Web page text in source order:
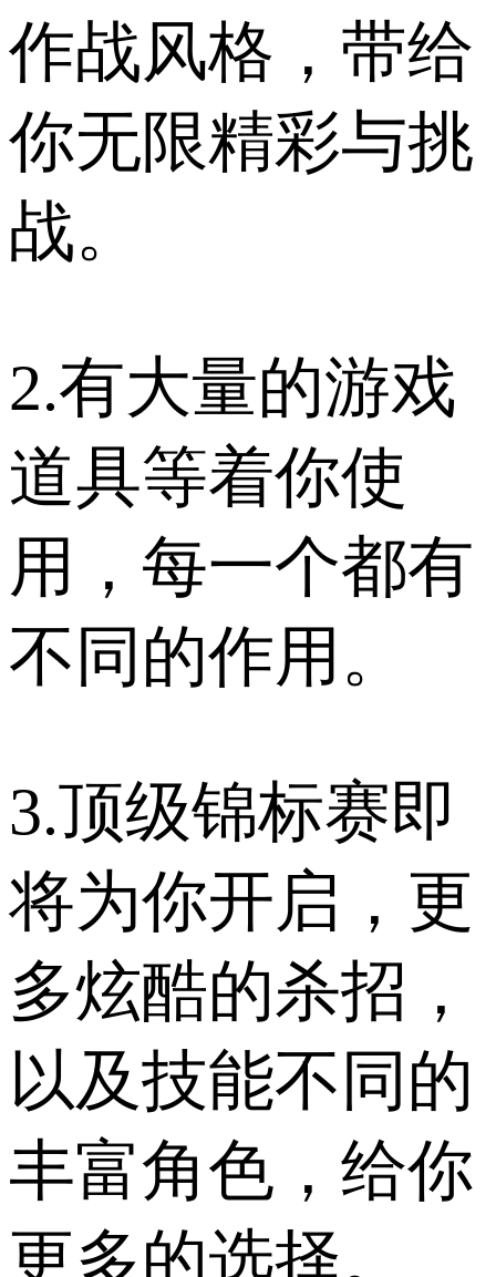
作战风格，带给
你无限精彩与挑
战。
2.有大量的游戏
道具等着你使
用，每一个都有
不同的作用。
3.顶级锦标赛即
将为你开启，更
多炫酷的杀招，
以及技能不同的
丰富角色，给你
更多的选择。